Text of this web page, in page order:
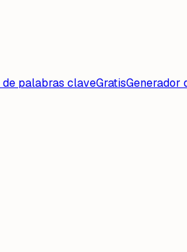
palabras claveGratisGenerador